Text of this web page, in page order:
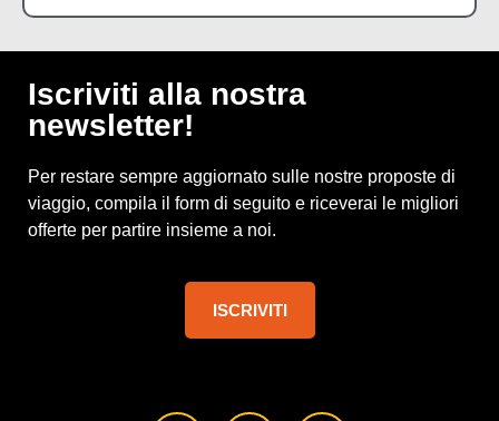
Iscriviti alla nostra
newsletter!
Per restare sempre aggiornato sulle nostre proposte di
viaggio, compila il form di seguito e riceverai le migliori
offerte per partire insieme a noi.
ISCRIVITI